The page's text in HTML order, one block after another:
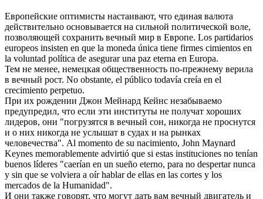
Европейские оптимисты настаивают, что единая валюта
действительно основывается на сильной политической воле,
позволяющей сохранить вечный мир в Европе. Los partidarios
europeos insisten en que la moneda única tiene firmes cimientos en
la voluntad política de asegurar una paz eterna en Europa.
Тем не менее, немецкая общественность по-прежнему верила
в вечный рост. No obstante, el público todavía creía en el
crecimiento perpetuo.
При их рождении Джон Мейнард Кейнс незабываемо
предупредил, что если эти институты не получат хороших
лидеров, они "погрузятся в вечный сон, никогда не проснутся
и о них никогда не услышат в судах и на рынках
человечества". Al momento de su nacimiento, John Maynard
Keynes memorablemente advirtió que si estas instituciones no tenían
buenos líderes "caerían en un sueño eterno, para no despertar nunca
y sin que se volviera a oír hablar de ellas en las cortes y los
mercados de la Humanidad".
И они также говорят, что могут дать вам вечный двигатель и